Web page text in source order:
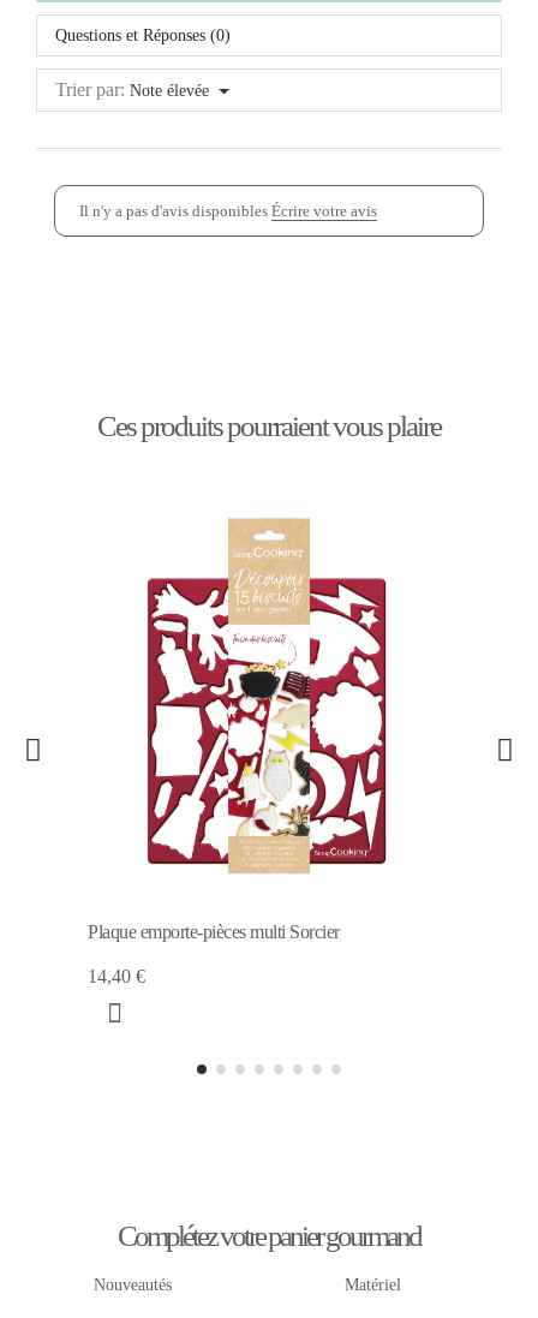
Questions et Réponses (0)
Trier par: Note élevée
Il n'y a pas d'avis disponibles Écrire votre avis
Ces produits pourraient vous plaire
Plaque emporte-pièces multi Sorcier
14,40 €
Complétez votre panier gourmand
Nouveautés Matériel